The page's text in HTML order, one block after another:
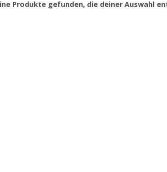
Produkte gefunden, die deiner Auswahl